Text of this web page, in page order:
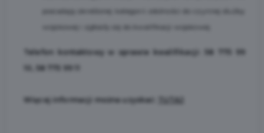
posiadają określonej kategorii zdolności do czynnej służby
wojskowej i zgłosiły się do kwalifikacji wojskowej.
Telefon kontaktowy w sprawie kwalifikacji: 58 775 99
10, 58 775 99 11
Więcej informacji można uzyskać: TUTAJ